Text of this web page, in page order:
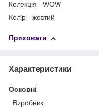
Колекція - WOW
Колір - жовтий
Приховати
Характеристики
Основні
Виробник